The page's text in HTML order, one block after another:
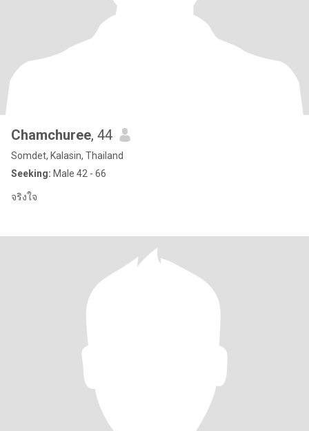
Chamchuree, 44
Somdet, Kalasin, Thailand
Seeking: Male 42 - 66
จริงใจ